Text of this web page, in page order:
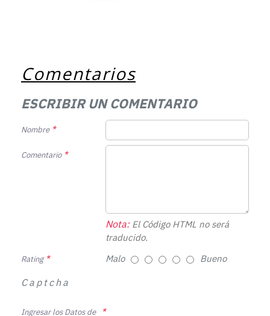
Comentarios
ESCRIBIR UN COMENTARIO
Nombre
Comentario
Nota:El Código HTML no será
traducido.
Rating Malo Bueno
Captcha
Ingresar los Datos de